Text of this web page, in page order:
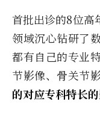
首批出诊的8位高
领域沉心钻研了
都有自己的专业
节影像、骨关节
的对应专科特长